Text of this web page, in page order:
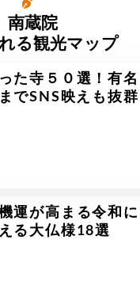
南蔵院
る観光マップ
た寺５０選！有
でSNS映えも抜群
運が高まる令和
る大仏様18選